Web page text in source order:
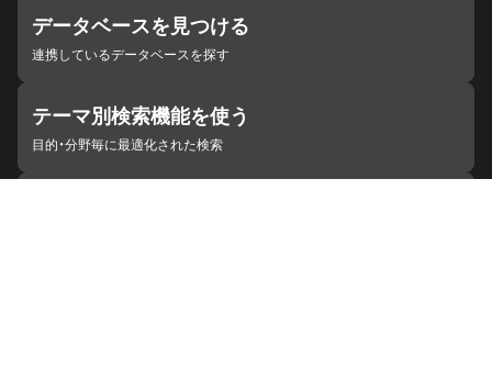
データベースを見つける
連携しているデータベースを探す
テーマ別検索機能を使う
目的・分野毎に最適化された検索